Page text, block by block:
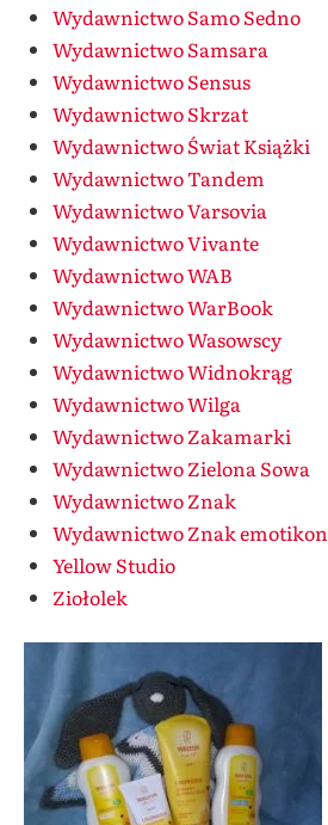
Wydawnictwo Samo Sedno
Wydawnictwo Samsara
Wydawnictwo Sensus
Wydawnictwo Skrzat
Wydawnictwo Świat Książki
Wydawnictwo Tandem
Wydawnictwo Varsovia
Wydawnictwo Vivante
Wydawnictwo WAB
Wydawnictwo WarBook
Wydawnictwo Wasowscy
Wydawnictwo Widnokrąg
Wydawnictwo Wilga
Wydawnictwo Zakamarki
Wydawnictwo Zielona Sowa
Wydawnictwo Znak
Wydawnictwo Znak emotikon
Yellow Studio
Ziołolek